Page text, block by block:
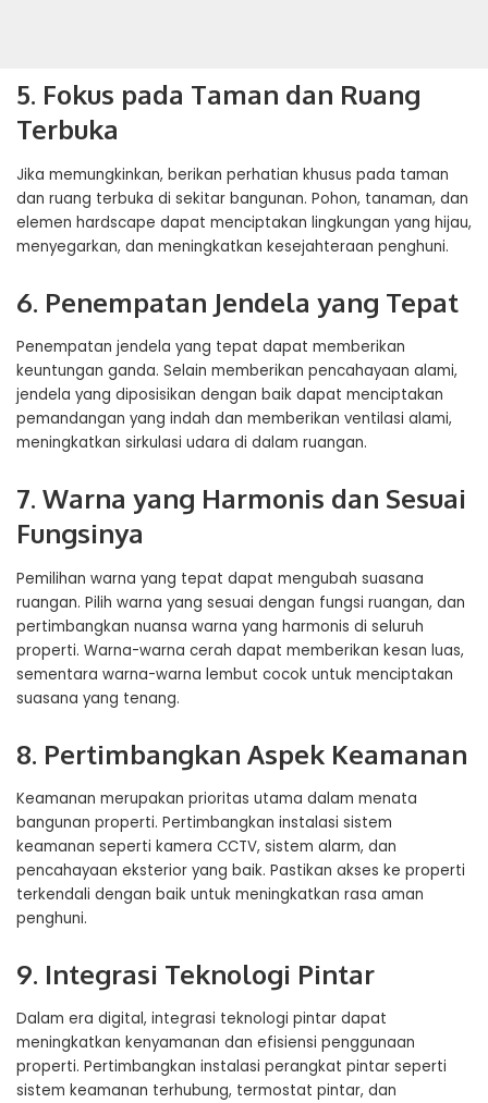
5. Fokus pada Taman dan Ruang
Terbuka
Jika memungkinkan, berikan perhatian khusus pada taman
dan ruang terbuka di sekitar bangunan. Pohon, tanaman, dan
elemen hardscape dapat menciptakan lingkungan yang hijau,
menyegarkan, dan meningkatkan kesejahteraan penghuni.
6. Penempatan Jendela yang Tepat
Penempatan jendela yang tepat dapat memberikan
keuntungan ganda. Selain memberikan pencahayaan alami,
jendela yang diposisikan dengan baik dapat menciptakan
pemandangan yang indah dan memberikan ventilasi alami,
meningkatkan sirkulasi udara di dalam ruangan.
7. Warna yang Harmonis dan Sesuai
Fungsinya
Pemilihan warna yang tepat dapat mengubah suasana
ruangan. Pilih warna yang sesuai dengan fungsi ruangan, dan
pertimbangkan nuansa warna yang harmonis di seluruh
properti. Warna-warna cerah dapat memberikan kesan luas,
sementara warna-warna lembut cocok untuk menciptakan
suasana yang tenang.
8. Pertimbangkan Aspek Keamanan
Keamanan merupakan prioritas utama dalam menata
bangunan properti. Pertimbangkan instalasi sistem
keamanan seperti kamera CCTV, sistem alarm, dan
pencahayaan eksterior yang baik. Pastikan akses ke properti
terkendali dengan baik untuk meningkatkan rasa aman
penghuni.
9. Integrasi Teknologi Pintar
Dalam era digital, integrasi teknologi pintar dapat
meningkatkan kenyamanan dan efisiensi penggunaan
properti. Pertimbangkan instalasi perangkat pintar seperti
sistem keamanan terhubung, termostat pintar, dan